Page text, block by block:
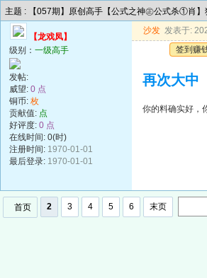
主题 : 【057期】原创高手【公式之神㊣公式杀①肖】
【龙戏凤】
级别： 一级高手
发帖:
威望: 0 点
铜币: 枚
贡献值: 点
好评度: 0 点
在线时间: 0(时)
注册时间: 1970-01-01
最后登录: 1970-01-01
沙发 发表于:
签到赚
再次大中
你的料确实好，
首页 2 3 4 5 6 末页